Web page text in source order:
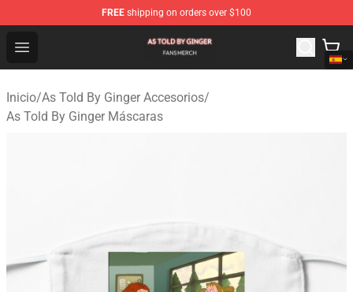
FREE shipping on orders over $100
Open menu
As Told By Ginger Shop - Official As Told By Ginger
Inicio/As Told By Ginger Accesorios/
As Told By Ginger Máscaras